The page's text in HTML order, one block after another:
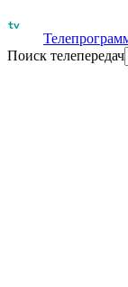
Поиск телепередач